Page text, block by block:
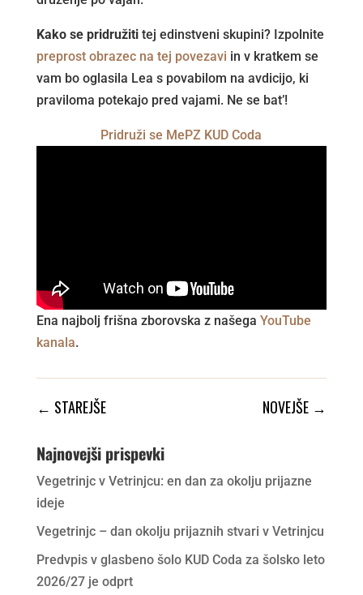
Kako se pridružiti tej edinstveni skupini? Izpolnite
preprost obrazec na tej povezavi in v kratkem se
vam bo oglasila Lea s povabilom na avdicijo, ki
praviloma potekajo pred vajami. Ne se bat’!
Pridruži se MePZ KUD Coda
Ena najbolj frišna zborovska z našega YouTube
kanala.
← STAREJŠE NOVEJŠE →
Najnovejši prispevki
Vegetrinjc v Vetrinjcu: en dan za okolju prijazne
ideje
Vegetrinjc – dan okolju prijaznih stvari v Vetrinjcu
Predvpis v glasbeno šolo KUD Coda za šolsko leto
2026/27 je odprt